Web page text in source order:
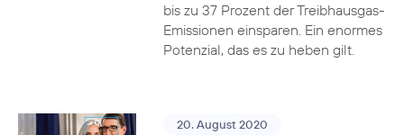
bis zu 37 Prozent der Treibhausgas-
Emissionen einsparen. Ein enormes
Potenzial, das es zu heben gilt.
20. August 2020